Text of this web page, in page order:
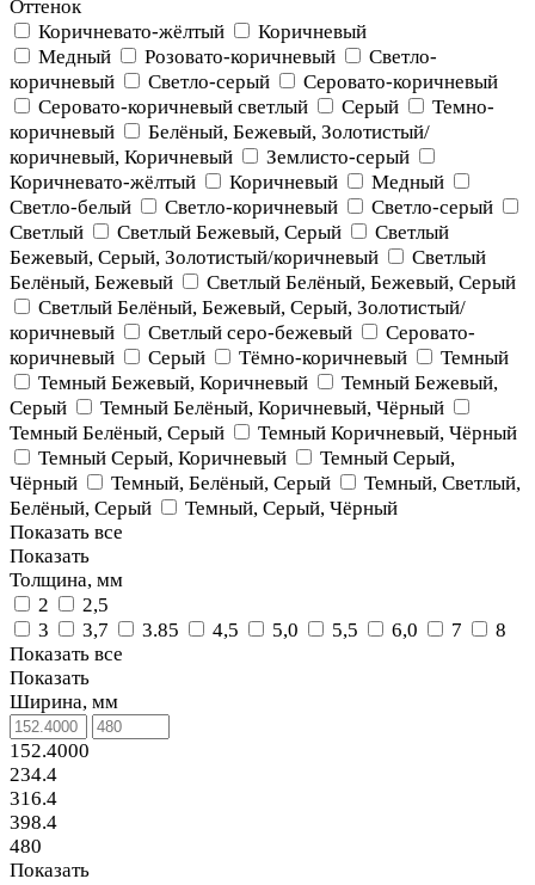
Оттенок
Коричневато-жёлтый
Коричневый
Медный
Розовато-коричневый
Светло-
коричневый
Светло-серый
Серовато-коричневый
Серовато-коричневый светлый
Серый
Темно-
коричневый
Белёный, Бежевый, Золотистый/
коричневый, Коричневый
Землисто-серый
Коричневато-жёлтый
Коричневый
Медный
Светло-белый
Светло-коричневый
Светло-серый
Светлый
Светлый Бежевый, Серый
Светлый
Бежевый, Серый, Золотистый/коричневый
Светлый
Белёный, Бежевый
Светлый Белёный, Бежевый, Серый
Светлый Белёный, Бежевый, Серый, Золотистый/
коричневый
Светлый серо-бежевый
Серовато-
коричневый
Серый Тёмно-коричневый
Темный
Темный Бежевый, Коричневый
Темный Бежевый,
Серый
Темный Белёный, Коричневый, Чёрный
Темный Белёный, Серый
Темный Коричневый, Чёрный
Темный Серый, Коричневый
Темный Серый,
Чёрный
Темный, Белёный, Серый
Темный, Светлый,
Белёный, Серый
Темный, Серый, Чёрный
Показать все
Показать
Толщина, мм
2
2,5
3
3,7 3.85 4,5 5,0 5,5 6,0 7
8
Показать все
Показать
Ширина, мм
152.4000
234.4
316.4
398.4
480
Показать